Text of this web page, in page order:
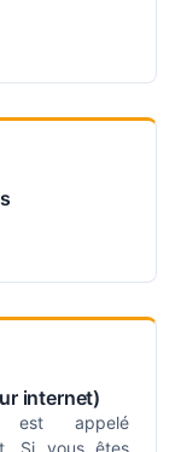
internet)
est appelé
Si vous êtes